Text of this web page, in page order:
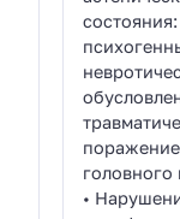
состояния:
головного
•